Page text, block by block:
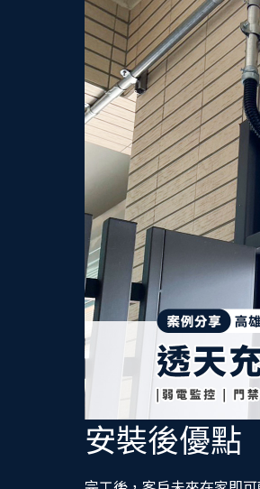
安裝後優點